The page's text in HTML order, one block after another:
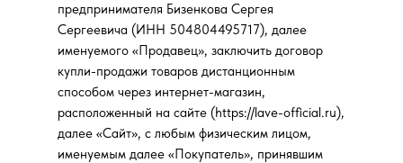
предпринимателя Бизенкова Сергея
Сергеевича (ИНН 504804495717), далее
именуемого «Продавец», заключить договор
купли-продажи товаров дистанционным
способом через интернет-магазин,
расположенный на сайте (https://lave-official.ru),
далее «Сайт», с любым физическим лицом,
именуемым далее «Покупатель», принявшим